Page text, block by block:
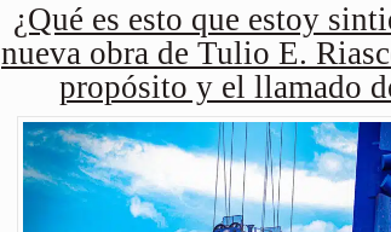
¿Qué es esto que estoy
nueva obra de Tulio E.
propósito y el llamado